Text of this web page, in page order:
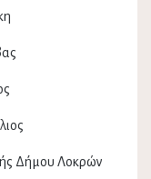
Δήμου Λοκρών